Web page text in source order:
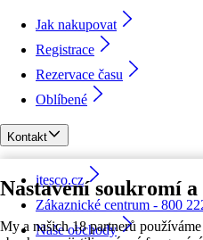
Nastavení soukromí a
My a našich 18 partnerů
Jak nakupovat
Registrace
Rezervace času
Oblíbené
Kontakt
itesco.cz
Zákaznické centrum - 800
Naše obchody